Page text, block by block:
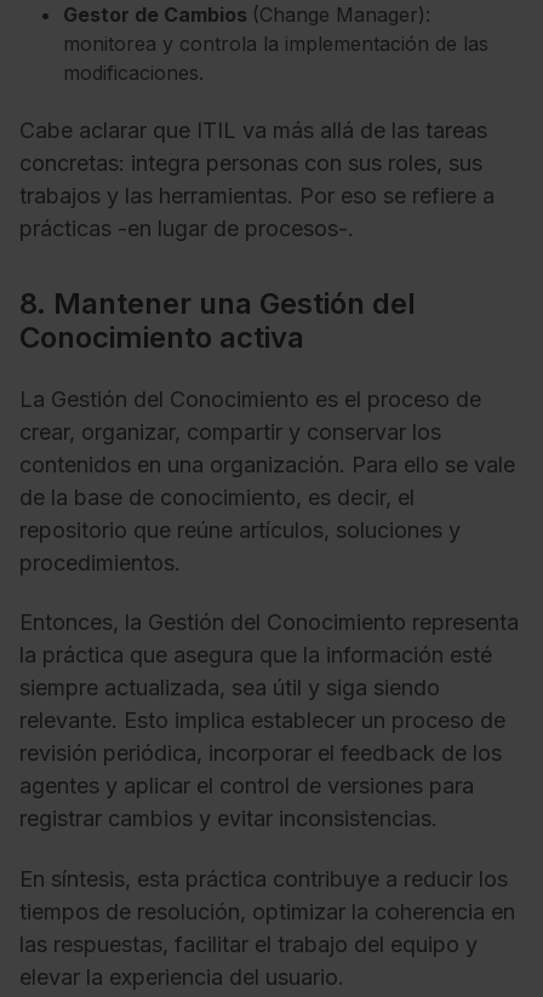
Gestor de Cambios (Change Manager):
monitorea y controla la implementación de las
modificaciones.
Cabe aclarar que ITIL va más allá de las tareas
concretas: integra personas con sus roles, sus
trabajos y las herramientas. Por eso se refiere a
prácticas -en lugar de procesos-.
8. Mantener una Gestión del
Conocimiento activa
La Gestión del Conocimiento es el proceso de
crear, organizar, compartir y conservar los
contenidos en una organización. Para ello se vale
de la base de conocimiento, es decir, el
repositorio que reúne artículos, soluciones y
procedimientos.
Entonces, la Gestión del Conocimiento representa
la práctica que asegura que la información esté
siempre actualizada, sea útil y siga siendo
relevante. Esto implica establecer un proceso de
revisión periódica, incorporar el feedback de los
agentes y aplicar el control de versiones para
registrar cambios y evitar inconsistencias.
En síntesis, esta práctica contribuye a reducir los
tiempos de resolución, optimizar la coherencia en
las respuestas, facilitar el trabajo del equipo y
elevar la experiencia del usuario.